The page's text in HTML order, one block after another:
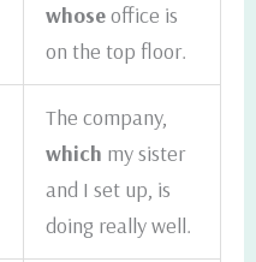
whoseoffice is
on the top floor.
The company,
which my sister
and I set up, is
doing really well.